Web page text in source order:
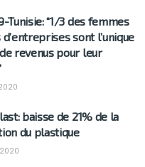
Tunisie: “1/3 des femmes
sont l’unique
revenus pour leur
baisse de 21% de la
du plastique